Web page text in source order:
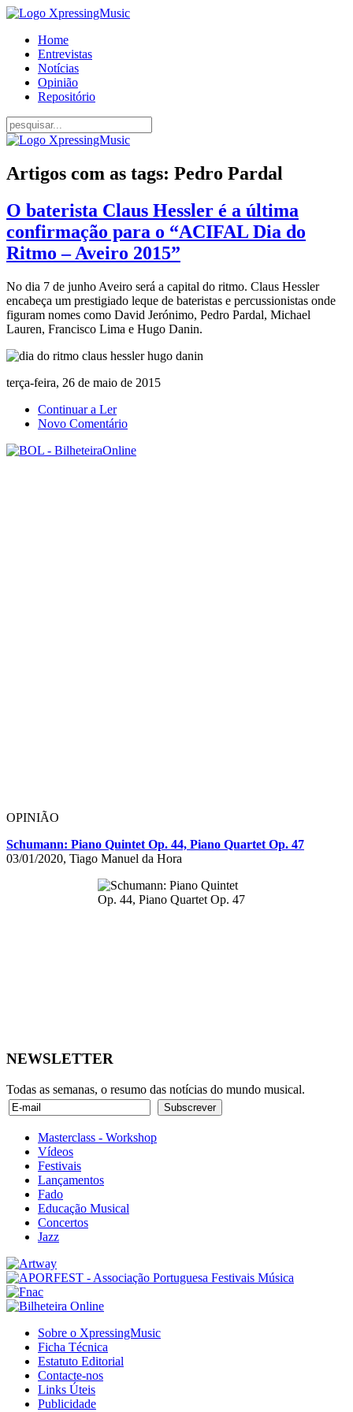
Home
Entrevistas
Notícias
Opinião
Repositório
Artigos com as tags: Pedro Pardal
O baterista Claus Hessler é a última
confirmação para o “ACIFAL Dia do
Ritmo – Aveiro 2015”
No dia 7 de junho Aveiro será a capital do ritmo. Claus Hessler
encabeça um prestigiado leque de bateristas e percussionistas onde
figuram nomes como David Jerónimo, Pedro Pardal, Michael
Lauren, Francisco Lima e Hugo Danin.
terça-feira, 26 de maio de 2015
Continuar a Ler
Novo Comentário
OPINIÃO
Schumann: Piano Quintet Op. 44, Piano Quartet Op. 47
03/01/2020, Tiago Manuel da Hora
NEWSLETTER
Todas as semanas, o resumo das notícias do mundo musical.
Masterclass - Workshop
Vídeos
Festivais
Lançamentos
Fado
Educação Musical
Concertos
Jazz
Sobre o XpressingMusic
Ficha Técnica
Estatuto Editorial
Contacte-nos
Links Úteis
Publicidade